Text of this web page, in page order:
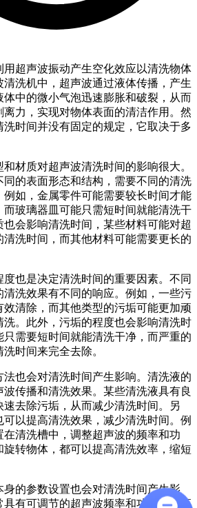
用超声波振动产生空化效应以清洗物体
洗机中，超声波通过液体传播，产生
体中的微小气泡迅速膨胀和破裂，从而
力，实现对物体表面的清洁作用。然
时间并没有固定的规定，它取决于多
材质对超声波清洗时间的影响很大。
的表面形态和结构，需要不同的清洗
例如，金属零件可能需要较长时间才能
而玻璃器皿可能只需短时间就能清洗干
会影响清洗时间，某些材料可能对超
洗时间，而其他材料可能需要更长的
也是决定清洗时间的重要因素。不同
洗效果有不同的响应。例如，一些污
清除，而其他类型的污垢可能更加顽
洗。此外，污垢的程度也会影响清洗时
需要短时间就能清洗干净，而严重的
时间来完全去除。
也会对清洗时间产生影响。清洗液的
传播和清洗效果。某些清洗液具有良
去除污垢，从而减少清洗时间。另
以提高清洗效果，减少清洗时间。例
清洗槽中，调整超声波的频率和功
转物体，都可以提高清洗效率，缩短
身的参数设置也会对清洗时间产生影
具有可调节的超声波频率和功率。较高